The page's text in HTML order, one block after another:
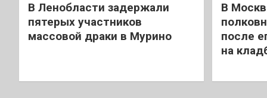
В Ленобласти задержали
пятерых участников
массовой драки в Мурино
В
после
на